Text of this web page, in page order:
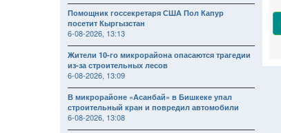
Помощник госсекретаря США Пол Капур
посетит Кыргызстан
6-08-2026, 13:13
Жители 10-го микрорайона опасаются трагедии
из-за строительных лесов
6-08-2026, 13:09
В микрорайоне «Асанбай» в Бишкеке упал
строительный кран и повредил автомобили
6-08-2026, 13:08